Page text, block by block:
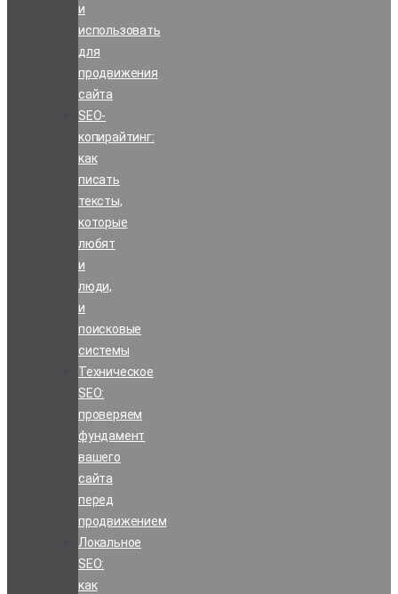
и
использовать
для
продвижения
сайта
SEO-
копирайтинг:
как
писать
тексты,
которые
любят
и
люди,
и
поисковые
системы
Техническое
SEO:
проверяем
фундамент
вашего
сайта
перед
продвижением
Локальное
SEO:
как